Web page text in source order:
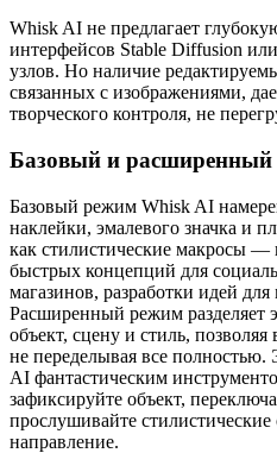
Whisk AI не предлагает
интерфейсов Stable Diffusion
узлов. Но наличие
связанных с изображениями,
творческого контроля, не
Базовый и
Базовый режим Whisk AI
наклейки, эмалевого значка и
как стилистические макросы —
быстрых концепций для
магазинов, разработки идей
Расширенный режим разделяет
объект, сцену и стиль,
не переделывая все полностью.
AI фантастическим
зафиксируйте объект,
прослушивайте
направление.